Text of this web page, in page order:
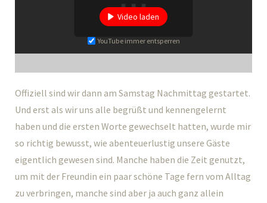
Video laden
YouTube immer entsperren
Offiziell sind wir dann am Samstag Nachmittag gestartet.
Und erst als wir uns alle begrüßt und kennengelernt
haben und die ersten Worte gewechselt hatten, wurde mir
so richtig bewusst, wie abenteuerlustig unsere Gäste
eigentlich gewesen sind. Manche haben die Zeit genutzt,
um mit der Freundin ein paar schöne Tage fern vom Alltag
zu verbringen, manche sind aber ja auch ganz allein